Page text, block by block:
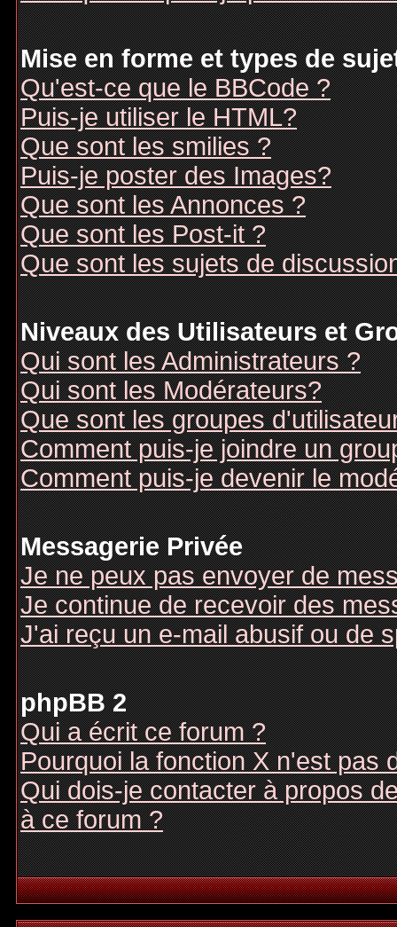
Mise en forme et types de
Qu'est-ce que le BBCode ?
Puis-je utiliser le HTML?
Que sont les smilies ?
Puis-je poster des Images?
Que sont les Annonces ?
Que sont les Post-it ?
Que sont les sujets de
Niveaux des Utilisateurs et
Qui sont les Administrateurs ?
Qui sont les Modérateurs?
Que sont les groupes
Comment puis-je joindre un
Comment puis-je devenir le
Messagerie Privée
Je ne peux pas envoyer de
Je continue de recevoir des
J'ai reçu un e-mail abusif ou de
phpBB 2
Qui a écrit ce forum ?
Pourquoi la fonction X n'est pas
Qui dois-je contacter à propos
à ce forum ?